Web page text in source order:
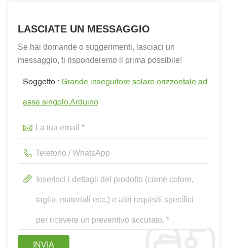
LASCIATE UN MESSAGGIO
Se hai domande o suggerimenti, lasciaci un
messaggio, ti risponderemo il prima possibile!
Soggetto : Grande inseguitore solare orizzontale ad
asse singolo Arduino